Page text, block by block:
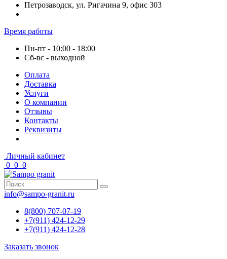
Петрозаводск, ул. Ригачина 9, офис 303
Время работы
Пн-пт - 10:00 - 18:00
Сб-вс - выходной
Оплата
Доставка
Услуги
О компании
Отзывы
Контакты
Реквизиты
Личный кабинет
0 0 0
info@sampo-granit.ru
8(800) 707-07-19
+7(911) 424-12-29
+7(911) 424-12-28
Заказать звонок